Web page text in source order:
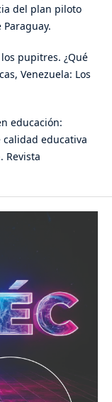
del plan piloto
pupitres. ¿Qué
Venezuela: Los
educación:
calidad educativa
Revista